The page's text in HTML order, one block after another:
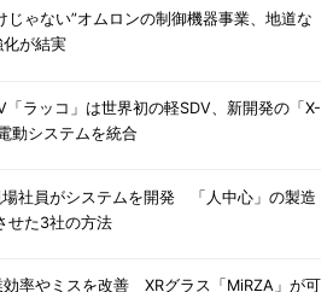
じゃない”オムロンの制御機器事業、地道な
が結実
「ラッコ」は世界初の軽SDV、新開発の「X-
動システムを統合
場社員がシステムを開発 「人中心」の製造
せた3社の方法
効率やミスを改善 XRグラス「MiRZA」が可